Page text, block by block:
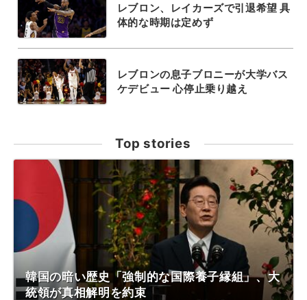
レブロン、レイカーズで引退希望 具
体的な時期は定めず
レブロンの息子ブロニーが大学バス
ケデビュー 心停止乗り越え
Top stories
韓国の暗い歴史「強制的な国際養子縁組」、大
統領が真相解明を約束